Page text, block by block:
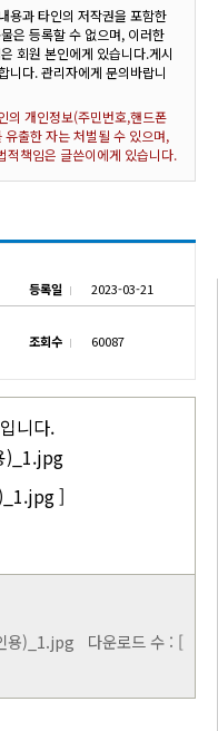
용과 타인의 저작권을 포함한
은 등록할 수 없으며, 이러한
회원 본인에게 있습니다.게시
니다. 관리자에게 문의바랍니
의 개인정보(주민번호,핸드폰
출한 자는 처벌될 수 있으며,
적책임은 글쓴이에게 있습니다.
등록일 2023-03-21
조회수 60087
니다.
]
용)_1.jpg 다운로드 수 : [